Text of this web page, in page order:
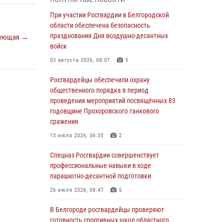
→
лагерь «Солнышко»
07 августа 2026, 07:39 1
Белгородским радиослушателям рассказали
о роли физической культуры в жизни
07 августа 2026, 06:19
Подвиги героев‑росгвардейцев увековечили
в новой музейной экспозиции белгородского
музея‑диорамы «Курская битва.
Белгородское направление»
В Белгороде росгвардейцы проверяют
готовность спортивных школ областного
центра к новому учебному году
Росгвардия обеспечила общественную
При участии Росгвардии в Белгородской
области обеспечена безопасность
празднования Дня воздушно-десантных
войск
03 августа 2026, 08:07 5
Росгвардейцы обеспечили охрану
общественного порядка в период
проведения мероприятий посвящённых 83
годовщине Прохоровского танкового
сражения
13 июля 2026, 06:35 2
Спецназ Росгвардии совершенствует
профессиональные навыки в ходе
парашютно-десантной подготовки
26 июля 2026, 08:47 5
В Белгороде росгвардейцы проверяют
готовность спортивных школ областного